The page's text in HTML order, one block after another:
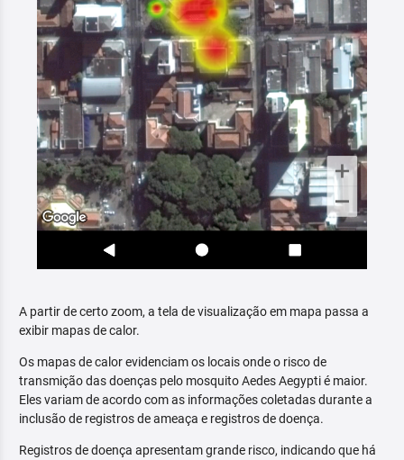
A partir de certo zoom, a tela de visualização em mapa passa a
exibir mapas de calor.
Os mapas de calor evidenciam os locais onde o risco de
transmição das doenças pelo mosquito Aedes Aegypti é maior.
Eles variam de acordo com as informações coletadas durante a
inclusão de registros de ameaça e registros de doença.
Registros de doença apresentam grande risco, indicando que há